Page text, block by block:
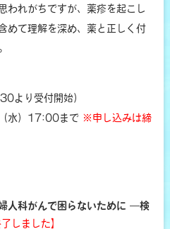
われがちですが、薬疹を起こし
めて理解を深め、薬と正しく付
より受付開始）
水）17:00まで ※申し込みは締
科がんで困らないために ―検
了しました】